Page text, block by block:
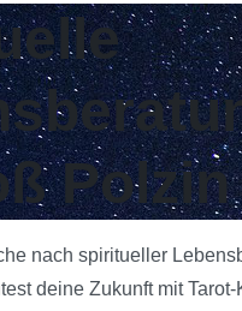
Polzin
nach spiritueller
deine Zukunft mit